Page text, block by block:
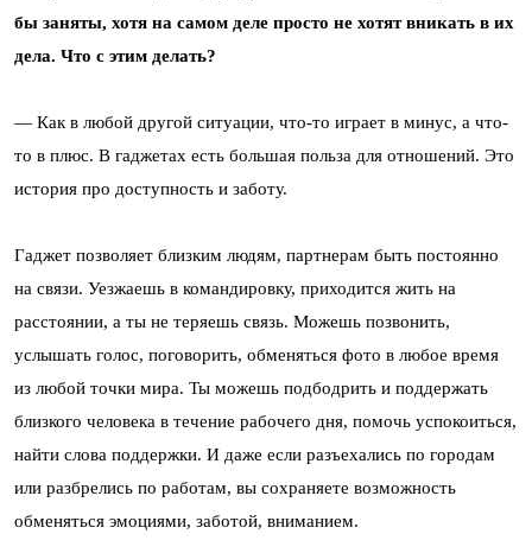
бы заняты, хотя на самом деле просто не хотят вникать в их
дела. Что с этим делать?
— Как в любой другой ситуации, что-то играет в минус, а что-
то в плюс. В гаджетах есть большая польза для отношений. Это
история про доступность и заботу.
Гаджет позволяет близким людям, партнерам быть постоянно
на связи. Уезжаешь в командировку, приходится жить на
расстоянии, а ты не теряешь связь. Можешь позвонить,
услышать голос, поговорить, обменяться фото в любое время
из любой точки мира. Ты можешь подбодрить и поддержать
близкого человека в течение рабочего дня, помочь успокоиться,
найти слова поддержки. И даже если разъехались по городам
или разбрелись по работам, вы сохраняете возможность
обменяться эмоциями, заботой, вниманием.